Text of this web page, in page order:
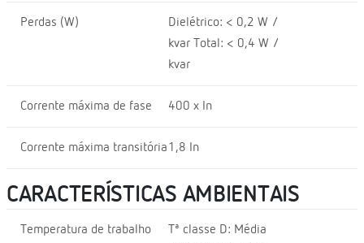
Perdas (W)
Dielétrico: < 0,2 W /
kvar Total: < 0,4 W /
kvar
Corrente máxima de fase 400 x In
Corrente máxima transitória1,8 In
CARACTERÍSTICAS AMBIENTAIS
Temperatura de trabalho
Tª classe D: Média